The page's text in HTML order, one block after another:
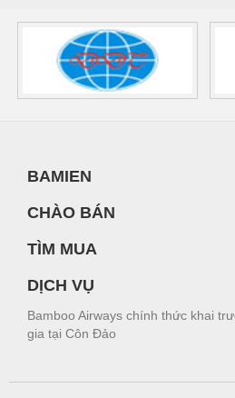
BAMIEN
CHÀO BÁN
TÌM MUA
DỊCH VỤ
Bamboo Airways chính thức khai
gia tại Côn Đảo